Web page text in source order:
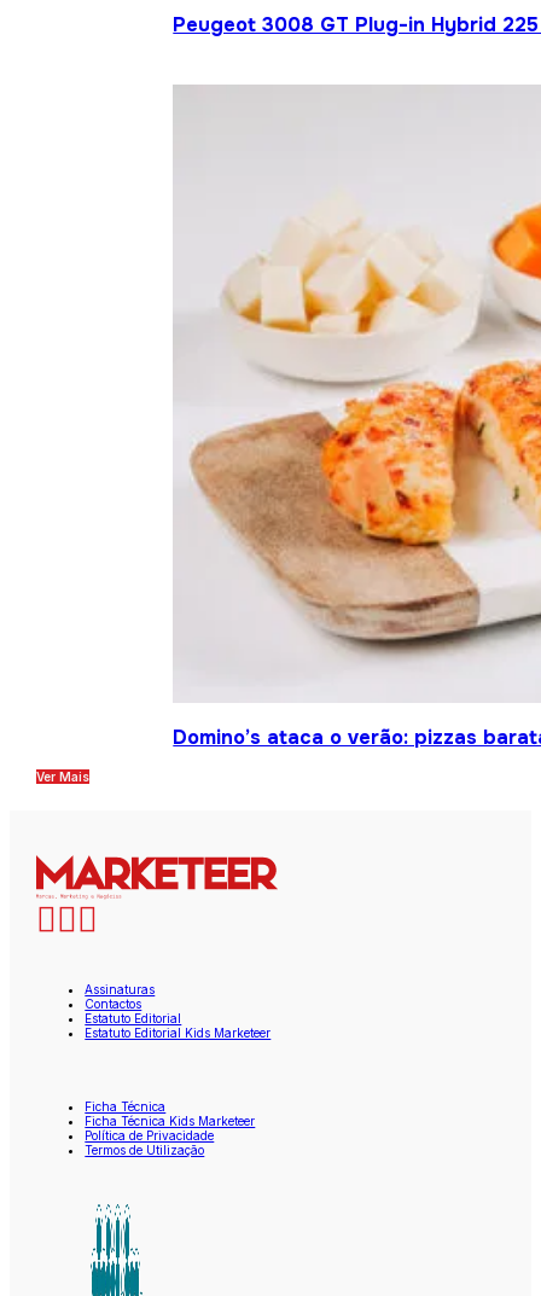
Peugeot 3008 GT Plug-in Hybrid
Domino’s ataca o verão: pizzas
Ver Mais
Assinaturas
Contactos
Estatuto Editorial
Estatuto Editorial Kids Marketeer
Ficha Técnica
Ficha Técnica Kids Marketeer
Política de Privacidade
Termos de Utilização